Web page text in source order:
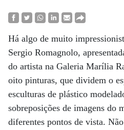
Há algo de muito
Sergio Romagnolo,
do artista na Galeria Marília
oito pinturas, que dividem o
esculturas de plástico
sobreposições de imagens do
diferentes pontos de vista.